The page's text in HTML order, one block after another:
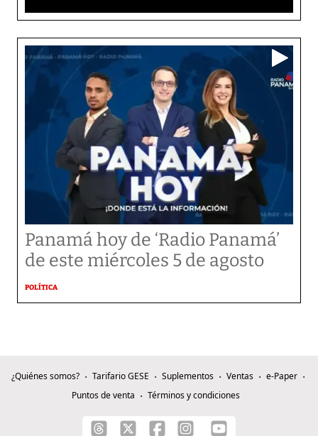
Panamá hoy de ‘Radio Panamá’
de este miércoles 5 de agosto
POLÍTICA
¿Quiénes somos? Tarifario GESE Suplementos Ventas
e-Paper
Puntos de venta
Términos y condiciones